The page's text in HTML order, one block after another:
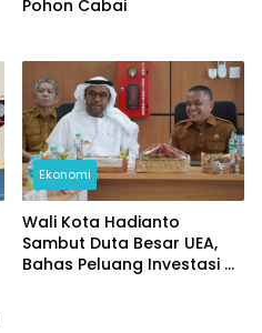
Pohon Cabai
Ekonomi
Wali Kota Hadianto
Sambut Duta Besar UEA,
Bahas Peluang Investasi di